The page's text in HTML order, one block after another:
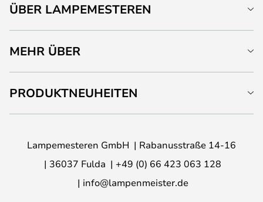
ÜBER LAMPEMESTEREN
MEHR ÜBER
PRODUKTNEUHEITEN
Lampemesteren GmbH
Rabanusstraße 14-16
36037 Fulda
+49 (0) 66 423 063 128
info@lampenmeister.de